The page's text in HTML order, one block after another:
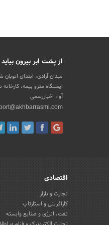
از پشت ابر بیرون بیاید
میدان آزادی، ابتدای
ایستگاه مترو بیمه،
آوا، اخباررسمی
اقتصادی
تجارت و بازار
کارآفرینی و استارتاپ
نفت، انرژی و صنایع وابسته